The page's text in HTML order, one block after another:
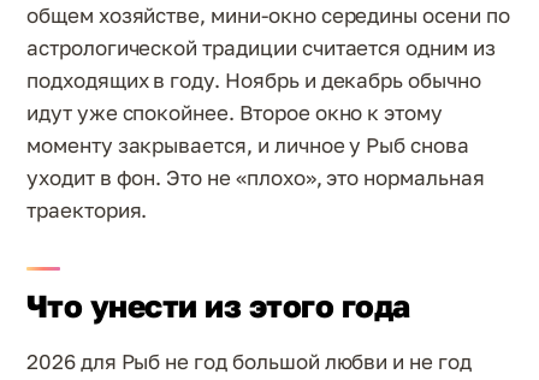
общем хозяйстве, мини-окно середины осени по
астрологической традиции считается одним из
подходящих в году. Ноябрь и декабрь обычно
идут уже спокойнее. Второе окно к этому
моменту закрывается, и личное у Рыб снова
уходит в фон. Это не «плохо», это нормальная
траектория.
Что унести из этого года
2026 для Рыб не год большой любви и не год